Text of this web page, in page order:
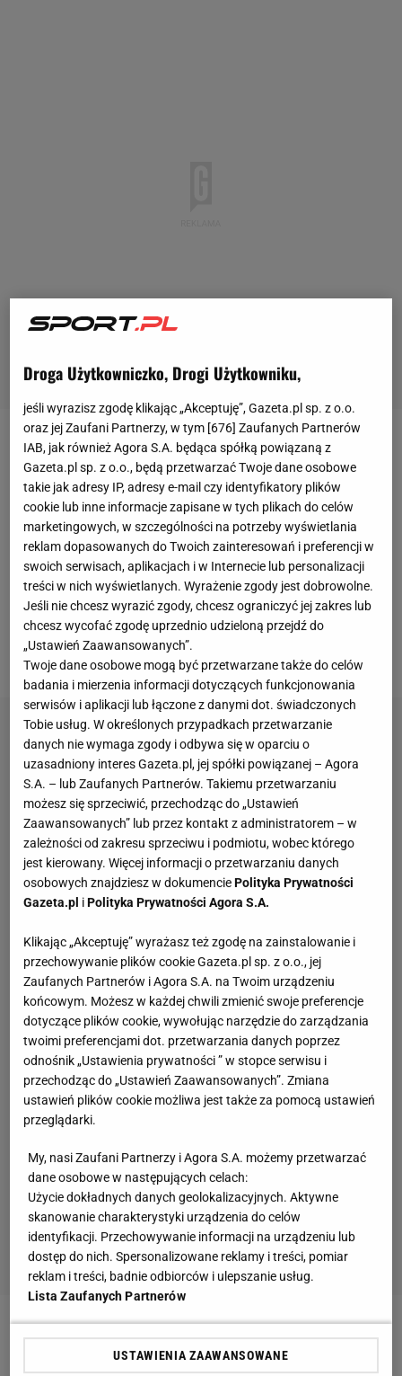
- 20 października o godz. 10 HalaSportowa
Częstochowa zaprasza wszystkich fanówsportu
wyjątkowe spotkanie - mówi Małgorzata Iżyńska,
kierownik do spraw marketingu i sprzedaży HSC. -
Były zawodnik AZS Częstochowa, a obecny senator
RP pan Andrzej Szewiński wypożyczy swoje
sportowe trofea do archiwum pamiątek, które
Spółka HSC powołała, aby kultywować pamięć i
tradycję naszych sportowców.
Popularny "Szewin" może pochwalić się sporym
sportowym dorobkiem. - Andrzej Szewiński w trakcie
Droga Użytkowniczko, Drogi Użytkowniku,
jeśli wyrazisz zgodę klikając „Akceptuję”, Gazeta.pl sp. z o.o.
oraz jej Zaufani Partnerzy, w tym [676] Zaufanych Partnerów
IAB, jak również Agora S.A. będąca spółką powiązaną z
Gazeta.pl sp. z o.o., będą przetwarzać Twoje dane osobowe
takie jak adresy IP, adresy e-mail czy identyfikatory plików
cookie lub inne informacje zapisane w tych plikach do celów
marketingowych, w szczególności na potrzeby wyświetlania
reklam dopasowanych do Twoich zainteresowań i preferencji w
swoich serwisach, aplikacjach i w Internecie lub personalizacji
treści w nich wyświetlanych. Wyrażenie zgody jest dobrowolne.
Jeśli nie chcesz wyrazić zgody, chcesz ograniczyć jej zakres lub
chcesz wycofać zgodę uprzednio udzieloną przejdź do
„Ustawień Zaawansowanych”.
Twoje dane osobowe mogą być przetwarzane także do celów
badania i mierzenia informacji dotyczących funkcjonowania
serwisów i aplikacji lub łączone z danymi dot. świadczonych
Tobie usług. W określonych przypadkach przetwarzanie
danych nie wymaga zgody i odbywa się w oparciu o
uzasadniony interes Gazeta.pl, jej spółki powiązanej – Agora
S.A. – lub Zaufanych Partnerów. Takiemu przetwarzaniu
możesz się sprzeciwić, przechodząc do „Ustawień
Zaawansowanych” lub przez kontakt z administratorem – w
zależności od zakresu sprzeciwu i podmiotu, wobec którego
jest kierowany. Więcej informacji o przetwarzaniu danych
osobowych znajdziesz w dokumenciePolityka Prywatności
Gazeta.pl iPolityka Prywatności Agora S.A.
Klikając „Akceptuję” wyrażasz też zgodę na zainstalowanie i
przechowywanie plików cookie Gazeta.pl sp. z o.o., jej
Zaufanych Partnerów i Agora S.A. na Twoim urządzeniu
końcowym. Możesz w każdej chwili zmienić swoje preferencje
dotyczące plików cookie, wywołując narzędzie do zarządzania
twoimi preferencjami dot. przetwarzania danych poprzez
odnośnik „Ustawienia prywatności ” w stopce serwisu i
przechodząc do „Ustawień Zaawansowanych”. Zmiana
ustawień plików cookie możliwa jest także za pomocą ustawień
przeglądarki.
My, nasi Zaufani Partnerzy i Agora S.A. możemy przetwarzać
dane osobowe w następujących celach:
Użycie dokładnych danych geolokalizacyjnych. Aktywne
skanowanie charakterystyki urządzenia do celów
identyfikacji. Przechowywanie informacji na urządzeniu lub
dostęp do nich. Spersonalizowane reklamy i treści, pomiar
reklam i treści, badnie odbiorców i ulepszanie usług.
Lista Zaufanych Partnerów
USTAWIENIA ZAAWANSOWANE